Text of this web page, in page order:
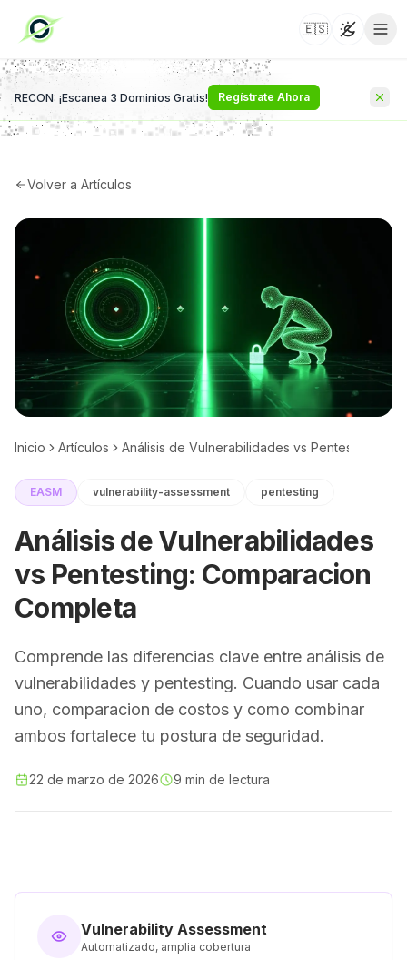
🇪🇸 Toggle
RECON: ¡Escanea 3 Dominios Gratis! Regístrate Ahora
Volver a Artículos
Inicio Artículos Análisis de Vulnerabilidades vs Pentesting:
EASM vulnerability-assessment pentesting
Análisis de Vulnerabilidades
vs Pentesting: Comparacion
Completa
Comprende las diferencias clave entre análisis de
vulnerabilidades y pentesting. Cuando usar cada
uno, comparacion de costos y como combinar
ambos fortalece tu postura de seguridad.
22 de marzo de 2026 9 min de lectura
Vulnerability Assessment
Automatizado, amplia cobertura